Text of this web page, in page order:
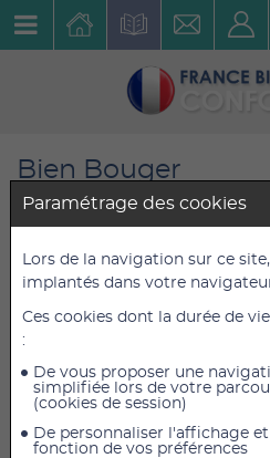
Bien Bouger
Fitness
Sangle de
pour Bosu
Réf. : 30263SJ
37,20 € TTC
31,00 € HT
Paramétrage des cookies
Lors de la navigation sur ce
implantés dans votre
Ces cookies dont la durée de
:
De vous proposer une
simplifiée lors de votre
(cookies de session)
De personnaliser l'affichage
fonction de vos préférences